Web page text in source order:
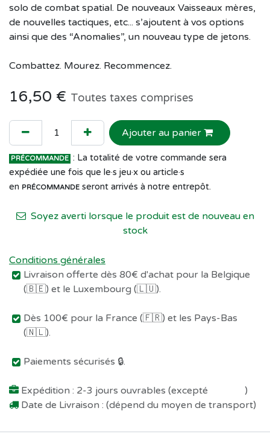
solo de combat spatial. De nouveaux Vaisseaux mères,
de nouvelles tactiques, etc... s’ajoutent à vos options
ainsi que des “Anomalies”, un nouveau type de jetons.
Combattez. Mourez. Recommencez.
16,50 € Toutes taxes comprises
Ajouter au panier
PRÉCOMMANDE : La totalité de votre commande sera
expédiée une fois que le·s jeu·x ou article·s
en PRÉCOMMANDE seront arrivés à notre entrepôt.
Soyez averti lorsque le produit est de nouveau en
stock
Conditions générales
Livraison offerte dès 80€ d'achat pour la Belgique
(🇧🇪) et le Luxembourg (🇱🇺).
Dès 100€ pour la France (🇫🇷) et les Pays-Bas
(🇳🇱).
Paiements sécurisés 🔒.
Expédition : 2-3 jours ouvrables (excepté
)
Date de Livraison : (dépend du moyen de transport)